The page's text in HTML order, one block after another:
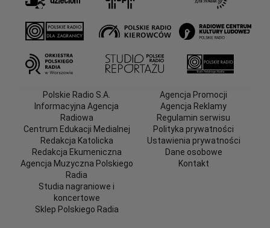
Polskie Radio S.A.
Informacyjna Agencja
Radiowa
Centrum Edukacji Medialnej
Redakcja Katolicka
Redakcja Ekumeniczna
Agencja Muzyczna Polskiego
Radia
Studia nagraniowe i
koncertowe
Sklep Polskiego Radia
Agencja Promocji
Agencja Reklamy
Regulamin serwisu
Polityka prywatności
Ustawienia prywatności
Dane osobowe
Kontakt